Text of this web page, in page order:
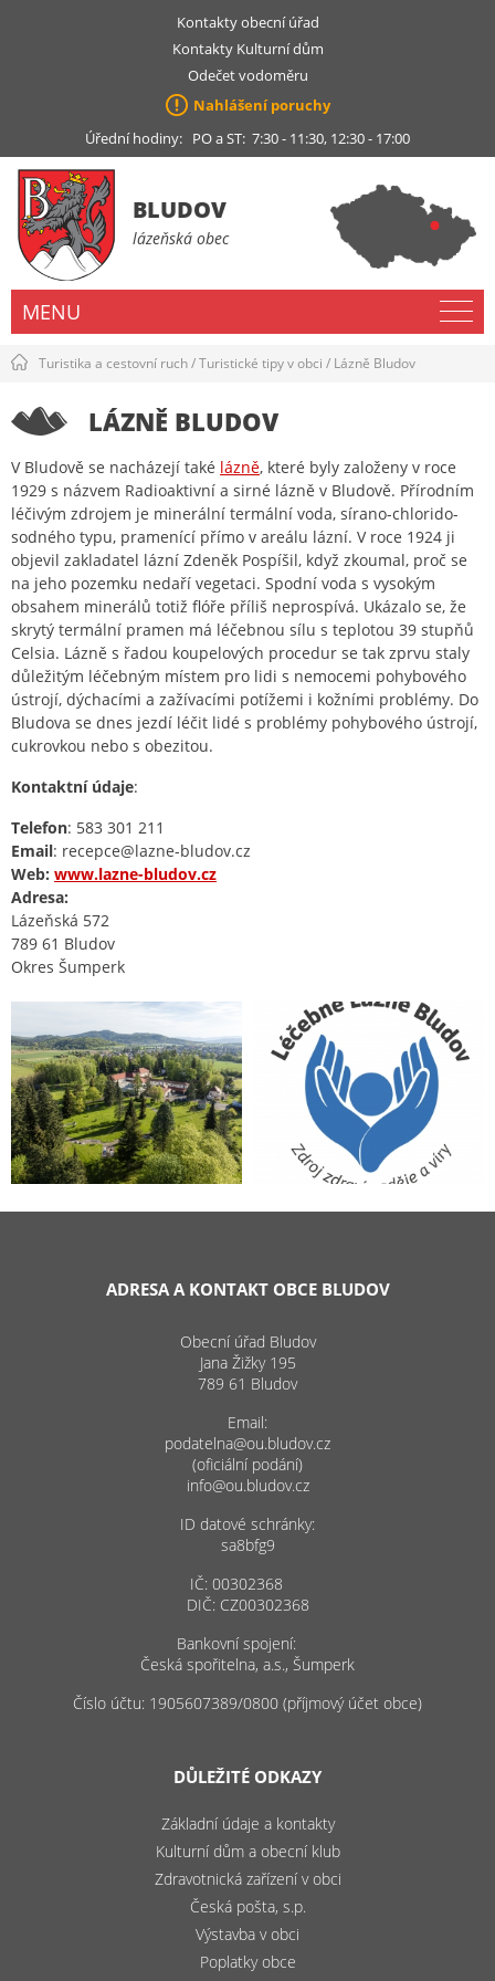
Kontakty obecní úřad
Kontakty Kulturní dům
Odečet vodoměru
Nahlášení poruchy
Úřední hodiny: PO a ST: 7:30 - 11:30, 12:30 - 17:00
BLUDOV
lázeňská obec
MENU
Turistika a cestovní ruch/Turistické tipy v obci / Lázně Bludov
LÁZNĚ BLUDOV
V Bludově se nacházejí také lázně, které byly založeny v roce
1929 s názvem Radioaktivní a sirné lázně v Bludově. Přírodním
léčivým zdrojem je minerální termální voda, sírano-chlorido-
sodného typu, pramenící přímo v areálu lázní. V roce 1924 ji
objevil zakladatel lázní Zdeněk Pospíšil, když zkoumal, proč se
na jeho pozemku nedaří vegetaci. Spodní voda s vysokým
obsahem minerálů totiž flóře příliš neprospívá. Ukázalo se, že
skrytý termální pramen má léčebnou sílu s teplotou 39 stupňů
Celsia. Lázně s řadou koupelových procedur se tak zprvu staly
důležitým léčebným místem pro lidi s nemocemi pohybového
ústrojí, dýchacími a zažívacími potížemi i kožními problémy. Do
Bludova se dnes jezdí léčit lidé s problémy pohybového ústrojí,
cukrovkou nebo s obezitou.
Kontaktní údaje:
Telefon: 583 301 211
Email: recepce@lazne-bludov.cz
Web: www.lazne-bludov.cz
Adresa:
Lázeňská 572
789 61 Bludov
Okres Šumperk
ADRESA A KONTAKT OBCE BLUDOV
Obecní úřad Bludov
Jana Žižky 195
789 61 Bludov
Email:
podatelna@ou.bludov.cz
(oficiální podání)
info@ou.bludov.cz
ID datové schránky:
sa8bfg9
IČ: 00302368
DIČ: CZ00302368
Bankovní spojení:
Česká spořitelna, a.s., Šumperk
Číslo účtu: 1905607389/0800 (příjmový účet obce)
DŮLEŽITÉ ODKAZY
Základní údaje a kontakty
Kulturní dům a obecní klub
Zdravotnická zařízení v obci
Česká pošta, s.p.
Výstavba v obci
Poplatky obce